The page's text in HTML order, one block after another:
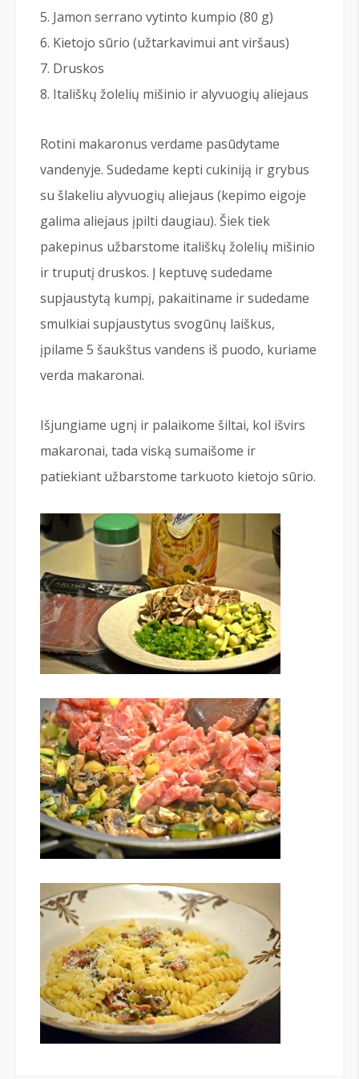
Jamon serrano vytinto kumpio (80 g)
Kietojo sūrio (užtarkavimui ant viršaus)
Druskos
Itališkų žolelių mišinio ir alyvuogių aliejaus
Rotini makaronus verdame pasūdytame
vandenyje. Sudedame kepti cukiniją ir grybus
su šlakeliu alyvuogių aliejaus (kepimo eigoje
galima aliejaus įpilti daugiau). Šiek tiek
pakepinus užbarstome itališkų žolelių mišinio
ir truputį druskos. Į keptuvę sudedame
supjaustytą kumpį, pakaitiname ir sudedame
smulkiai supjaustytus svogūnų laiškus,
įpilame 5 šaukštus vandens iš puodo, kuriame
verda makaronai.
Išjungiame ugnį ir palaikome šiltai, kol išvirs
makaronai, tada viską sumaišome ir
patiekiant užbarstome tarkuoto kietojo sūrio.